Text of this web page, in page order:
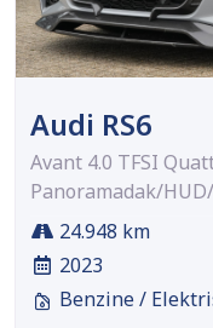
Audi RS6
Avant 4.0 TFSI
Panoramadak/
24.948 km
2023
Benzine /